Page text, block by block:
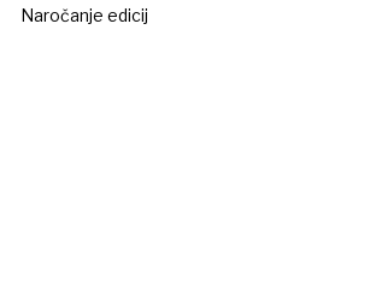
Naročanje edicij